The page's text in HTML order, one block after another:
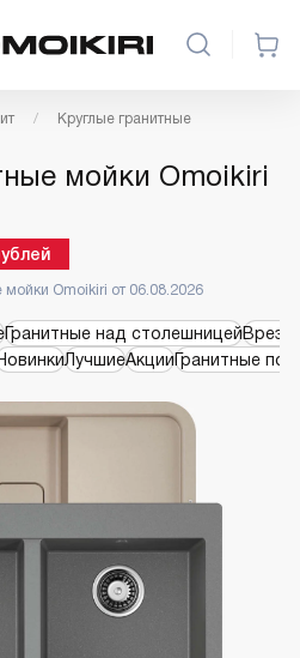
Круглые гранитные
мойки Omoikiri
Omoikiri от 06.08.2026
Гранитные над столешницей
ЛучшиеАкцииГранитные